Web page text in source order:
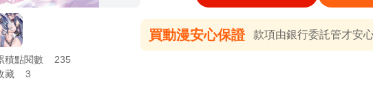
積點閱數
235
藏 3
買動漫安心保證 款項由銀行委託管才安